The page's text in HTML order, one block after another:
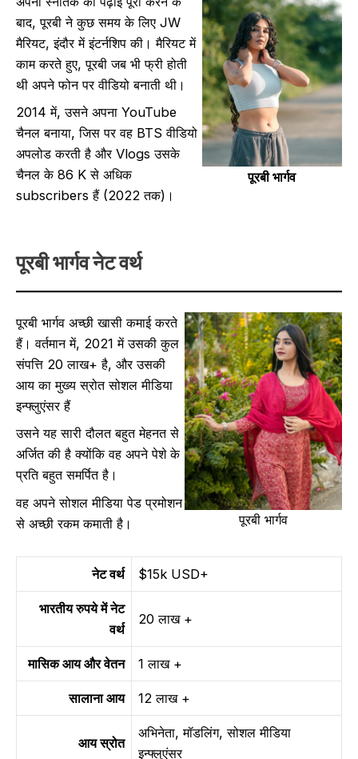
बाद, पूरबी ने कुछ समय के लिए JW
मैरियट, इंदौर में इंटर्नशिप की। मैरियट में
काम करते हुए, पूरबी जब भी फ्री होती
थी अपने फोन पर वीडियो बनाती थी।
2014 में, उसने अपना YouTube
चैनल बनाया, जिस पर वह BTS वीडियो
अपलोड करती है और Vlogs उसके
चैनल के 86 K से अधिक
subscribers हैं (2022 तक)।
पूरबी भार्गव
पूरबी भार्गव नेट वर्थ
पूरबी भार्गव अच्छी खासी कमाई करते
हैं। वर्तमान में, 2021 में उसकी कुल
संपत्ति 20 लाख+ है, और उसकी
आय का मुख्य स्रोत सोशल मीडिया
इन्फ्लुएंसर हैं
उसने यह सारी दौलत बहुत मेहनत से
अर्जित की है क्योंकि वह अपने पेशे के
प्रति बहुत समर्पित है।
वह अपने सोशल मीडिया पेड प्रमोशन
से अच्छी रकम कमाती है।
पूरबी भार्गव
नेट वर्थ $15k USD+
भारतीय रुपये में नेट
वर्थ
20 लाख +
मासिक आय और वेतन 1 लाख +
सालानाआय 12 लाख +
आय स्रोत
अभिनेता, मॉडलिंग, सोशल मीडिया
इन्फ्लुएंसर